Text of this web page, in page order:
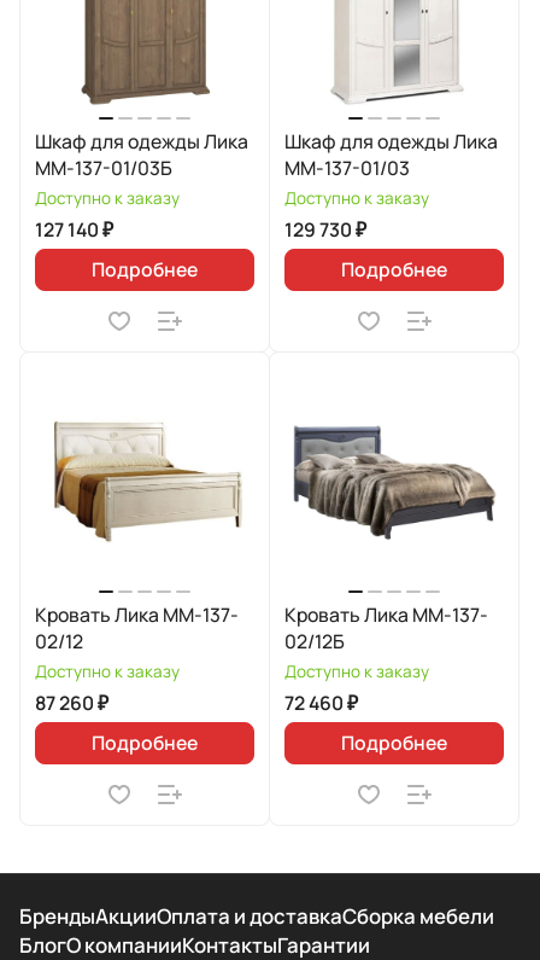
Шкаф для одежды Лика
ММ-137-01/03Б
Доступно к заказу
127 140 ₽
Подробнее
Шкаф для одежды Лика
ММ-137-01/03
Доступно к заказу
129 730 ₽
Подробнее
Кровать Лика ММ-137-
02/12
Доступно к заказу
87 260 ₽
Подробнее
Кровать Лика ММ-137-
02/12Б
Доступно к заказу
72 460 ₽
Подробнее
БрендыАкцииОплата и доставкаСборка мебели
БлогО компанииКонтактыГарантии